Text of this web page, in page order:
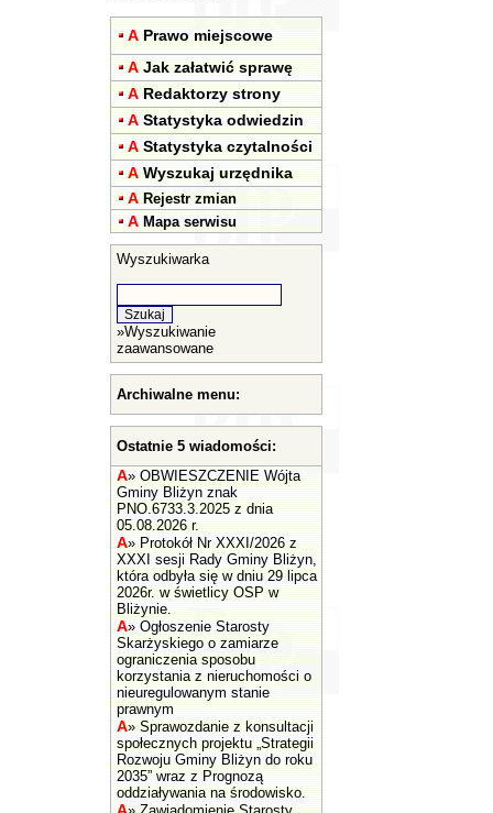
A Prawo miejscowe
A Jak załatwić sprawę
A Redaktorzy strony
A Statystyka odwiedzin
A Statystyka czytalności
A Wyszukaj urzędnika
A Rejestr zmian
A Mapa serwisu
Wyszukiwarka
»Wyszukiwanie
zaawansowane
Archiwalne menu:
Ostatnie 5 wiadomości:
A» OBWIESZCZENIE Wójta
Gminy Bliżyn znak
PNO.6733.3.2025 z dnia
05.08.2026 r.
A» Protokół Nr XXXI/2026 z
XXXI sesji Rady Gminy Bliżyn,
która odbyła się w dniu 29 lipca
2026r. w świetlicy OSP w
Bliżynie.
A» Ogłoszenie Starosty
Skarżyskiego o zamiarze
ograniczenia sposobu
korzystania z nieruchomości o
nieuregulowanym stanie
prawnym
A» Sprawozdanie z konsultacji
społecznych projektu „Strategii
Rozwoju Gminy Bliżyn do roku
2035” wraz z Prognozą
oddziaływania na środowisko.